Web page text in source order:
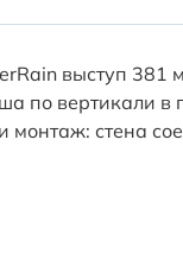
выступ
по вертикали
стена